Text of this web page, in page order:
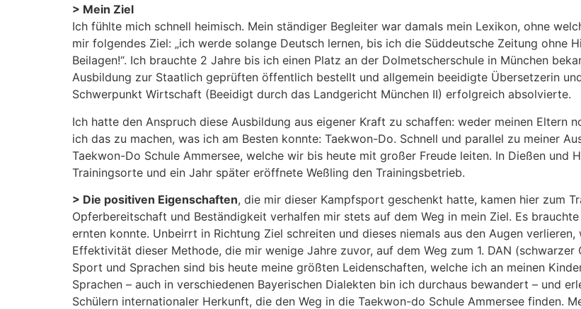
> Mein Ziel
Ich fühlte mich schnell heimisch. Mein ständiger Begleiter war damals mein Lexikon, ohne
mir folgendes Ziel: „ich werde solange Deutsch lernen, bis ich die Süddeutsche Zeitung ohne
Beilagen!“. Ich brauchte 2 Jahre bis ich einen Platz an der Dolmetscherschule in München
Ausbildung zur Staatlich geprüften öffentlich bestellt und allgemein beeidigte Übersetzerin
Schwerpunkt Wirtschaft (Beeidigt durch das Landgericht München II) erfolgreich absolvierte.
Ich hatte den Anspruch diese Ausbildung aus eigener Kraft zu schaffen: weder meinen Eltern
ich das zu machen, was ich am Besten konnte: Taekwon-Do. Schnell und parallel zu meiner
Taekwon-Do Schule Ammersee, welche wir bis heute mit großer Freude leiten. In Dießen und
Trainingsorte und ein Jahr später eröffnete Weßling den Trainingsbetrieb.
> Die positiven Eigenschaften, die mir dieser Kampfsport geschenkt hatte, kamen hier zum
Opferbereitschaft und Beständigkeit verhalfen mir stets auf dem Weg in mein Ziel. Es
ernten konnte. Unbeirrt in Richtung Ziel schreiten und dieses niemals aus den Augen
Effektivität dieser Methode, die mir wenige Jahre zuvor, auf dem Weg zum 1. DAN
Sport und Sprachen sind bis heute meine größten Leidenschaften, welche ich an meinen
Sprachen – auch in verschiedenen Bayerischen Dialekten bin ich durchaus bewandert – und
Schülern internationaler Herkunft, die den Weg in die Taekwon-do Schule Ammersee finden.